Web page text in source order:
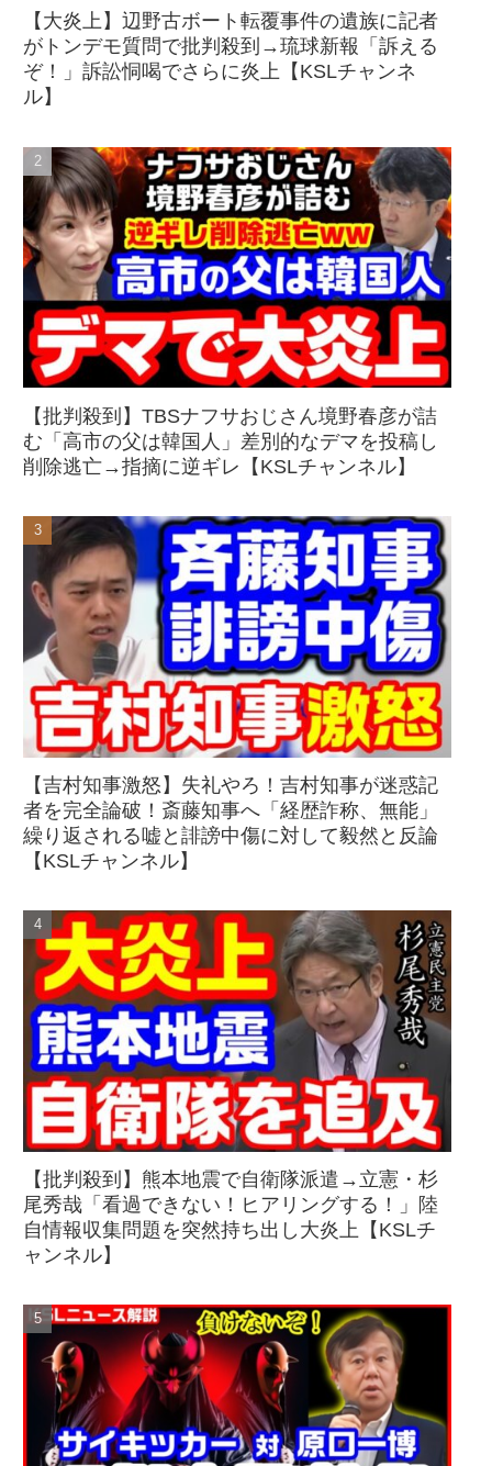
【大炎上】辺野古ボート転覆事件の遺族に記者
がトンデモ質問で批判殺到→琉球新報「訴える
ぞ！」訴訟恫喝でさらに炎上【KSLチャンネ
ル】
【批判殺到】TBSナフサおじさん境野春彦が詰
む「高市の父は韓国人」差別的なデマを投稿し
削除逃亡→指摘に逆ギレ【KSLチャンネル】
【吉村知事激怒】失礼やろ！吉村知事が迷惑記
者を完全論破！斎藤知事へ「経歴詐称、無能」
繰り返される嘘と誹謗中傷に対して毅然と反論
【KSLチャンネル】
【批判殺到】熊本地震で自衛隊派遣→立憲・杉
尾秀哉「看過できない！ヒアリングする！」陸
自情報収集問題を突然持ち出し大炎上【KSLチ
ャンネル】